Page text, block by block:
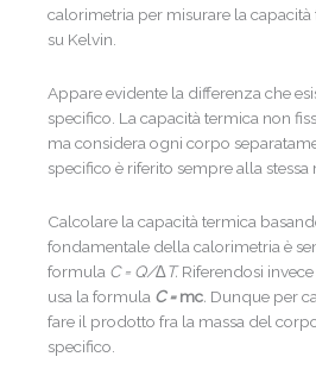
calorimetria per misurare la capacità
su Kelvin.
Appare evidente la differenza che
specifico. La capacità termica non
ma considera ogni corpo
specifico è riferito sempre alla stessa
Calcolare la capacità termica
fondamentale della calorimetria è
formula C = Q/∆T.Riferendosi
usa la formula C =mc. Dunque per
fare il prodotto fra la massa del
specifico.